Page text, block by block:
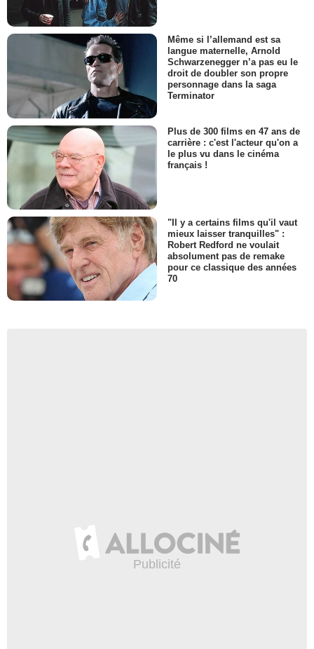
Même si l’allemand est sa
langue maternelle, Arnold
Schwarzenegger n’a pas eu le
droit de doubler son propre
personnage dans la saga
Terminator
Plus de 300 films en 47 ans de
carrière : c'est l'acteur qu'on a
le plus vu dans le cinéma
français !
"Il y a certains films qu'il vaut
mieux laisser tranquilles" :
Robert Redford ne voulait
absolument pas de remake
pour ce classique des années
70